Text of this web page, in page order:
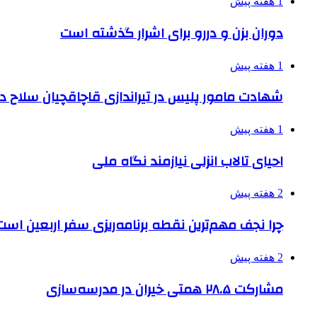
دوران بزن و دررو برای اشرار گذشته است
1 هفته پیش
شهادت مامور پلیس در تیراندازی قاچاقچیان سلاح
1 هفته پیش
احیای تالاب انزلی نیازمند نگاه ملی
2 هفته پیش
چرا نجف مهم‌ترین نقطه برنامه‌ریزی سفر اربعین
2 هفته پیش
مشارکت ۲۸.۵ همتی خیران در مدرسه‌سازی